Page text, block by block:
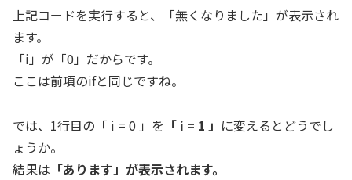
上記コードを実行すると、「無くなりました」が表示され
ます。
「i」が「0」だからです。
ここは前項のifと同じですね。
では、1行目の「 i = 0 」を 「 i = 1 」 に変えるとどうでし
ょうか。
結果は 「あります」が表示されます。